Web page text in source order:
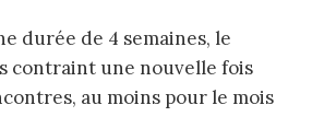
durée de 4 semaines, le
contraint une nouvelle fois
au moins pour le mois